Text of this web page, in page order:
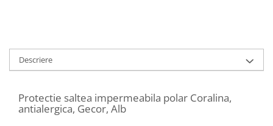
Descriere
Protectie saltea impermeabila polar Coralina,
antialergica, Gecor, Alb